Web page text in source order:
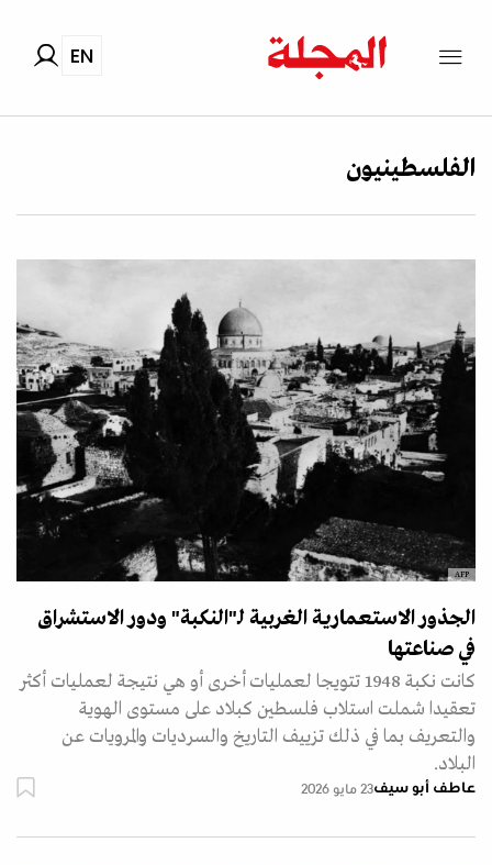
EN
الفلسطينيون
AFP
الجذور الاستعمارية الغربية لـ"النكبة" ودور الاستشراق
في صناعتها
كانت نكبة 1948 تتويجا لعمليات أخرى أو هي نتيجة لعمليات أكثر
تعقيدا شملت استلاب فلسطين كبلاد على مستوى الهوية
والتعريف بما في ذلك تزييف التاريخ والسرديات والمرويات عن
البلاد.
عاطف أبو سيف23 مايو 2026